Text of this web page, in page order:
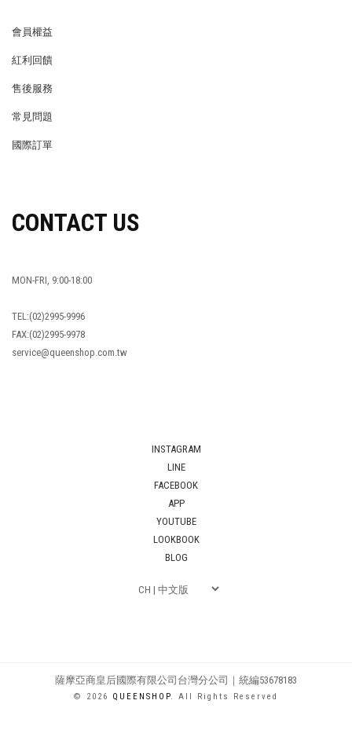
會員權益
紅利回饋
售後服務
常見問題
國際訂單
CONTACT US
MON-FRI, 9:00-18:00
TEL:(02)2995-9996
FAX:(02)2995-9978
service@queenshop.com.tw
INSTAGRAM
LINE
FACEBOOK
APP
YOUTUBE
LOOKBOOK
BLOG
薩摩亞商皇后國際有限公司台灣分公司｜統編53678183
© 2026 QUEENSHOP. All Rights Reserved